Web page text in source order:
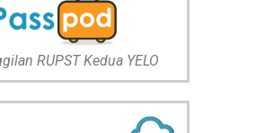
RUPST Kedua YELO